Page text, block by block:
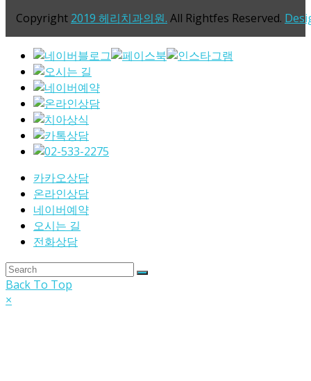
Copyright 2019 헤리치과의원. All Rightfes Reserved.
카카오상담
온라인상담
네이버예약
오시는 길
전화상담
Back To Top
×